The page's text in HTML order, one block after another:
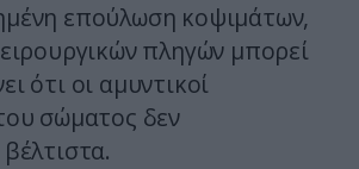
επούλωση κοψιμάτων,
πληγών μπορεί
ότι οι αμυντικοί
σώματος δεν